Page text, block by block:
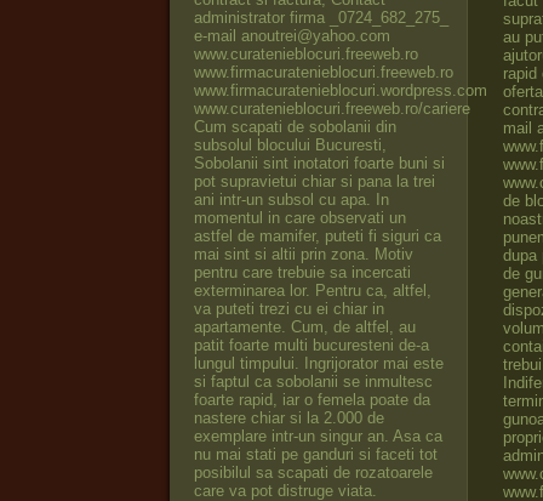
administrator firma _0724_682_275_
e-mail anoutrei@yahoo.com
www.curatenieblocuri.freeweb.ro
www.firmacuratenieblocuri.freeweb.ro
www.firmacuratenieblocuri.wordpress.com
www.curatenieblocuri.freeweb.ro/cariere
Cum scapati de sobolanii din
subsolul blocului Bucuresti,
Sobolanii sint inotatori foarte buni si
pot supravietui chiar si pana la trei
ani intr-un subsol cu apa. In
momentul in care observati un
astfel de mamifer, puteti fi siguri ca
mai sint si altii prin zona. Motiv
pentru care trebuie sa incercati
exterminarea lor. Pentru ca, altfel,
va puteti trezi cu ei chiar in
apartamente. Cum, de altfel, au
patit foarte multi bucuresteni de-a
lungul timpului. Ingrijorator mai este
si faptul ca sobolanii se inmultesc
foarte rapid, iar o femela poate da
nastere chiar si la 2.000 de
exemplare intr-un singur an. Asa ca
nu mai stati pe ganduri si faceti tot
posibilul sa scapati de rozatoarele
care va pot distruge viata.